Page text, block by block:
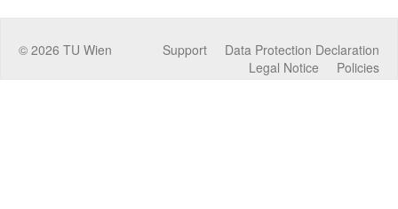
© 2026 TU Wien Data Protection Declaration
Support
Policies
Legal Notice